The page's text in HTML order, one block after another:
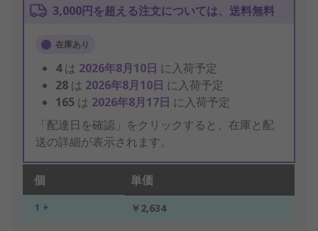
3,000円を超える注文については、送料無料
在庫あり
4は 2026年8月10日 に入荷予定
28 は 2026年8月10日 に入荷予定
165 は 2026年8月17日 に入荷予定
「配達日を確認」をクリックすると、在庫と配
送の詳細が表示されます。
個 単価
1 + ￥2,634